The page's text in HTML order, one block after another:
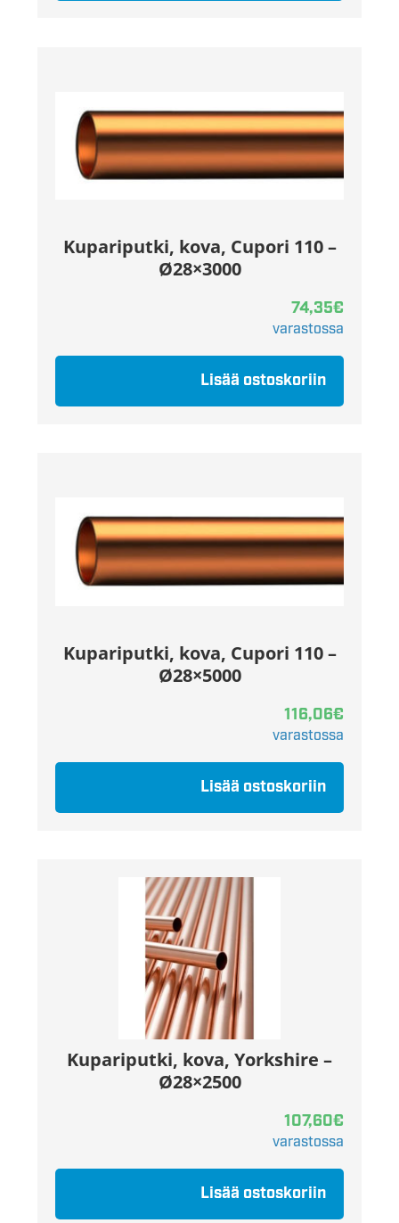
Kupariputki, kova, Cupori 110 –
Ø28×3000
74,35€
varastossa
Lisää ostoskoriin
Kupariputki, kova, Cupori 110 –
Ø28×5000
116,06€
varastossa
Lisää ostoskoriin
Kupariputki, kova, Yorkshire –
Ø28×2500
107,60€
varastossa
Lisää ostoskoriin